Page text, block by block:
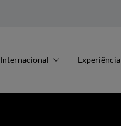
Internacional Experiência